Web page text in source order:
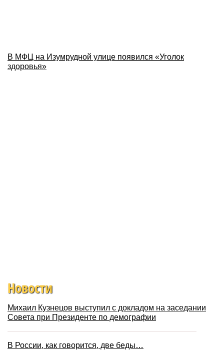
В МФЦ на Изумрудной улице появился «Уголок
здоровья»
Новости
Михаил Кузнецов выступил с докладом на заседании
Совета при Президенте по демографии
В России, как говорится, две беды…